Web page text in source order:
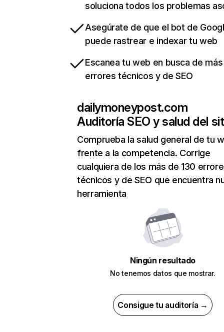
soluciona todos los problemas
Asegúrate de que el bot de
puede rastrear e indexar tu web
Escanea tu web en busca de
errores técnicos y de SEO
dailymoneypost.com
Auditoría SEO y salud del
Comprueba la salud general de tu
frente a la competencia. Corrige
cualquiera de los más de 130
técnicos y de SEO que encuentra
herramienta
Ningún resultado
No tenemos datos que mostrar.
Consigue tu auditoría →